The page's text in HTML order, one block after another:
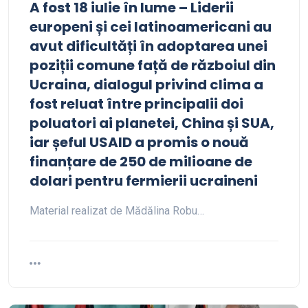
A fost 18 iulie în lume – Liderii
europeni și cei latinoamericani au
avut dificultăți în adoptarea unei
poziții comune față de războiul din
Ucraina, dialogul privind clima a
fost reluat între principalii doi
poluatori ai planetei, China și SUA,
iar șeful USAID a promis o nouă
finanțare de 250 de milioane de
dolari pentru fermierii ucraineni
Material realizat de Mădălina Robu…